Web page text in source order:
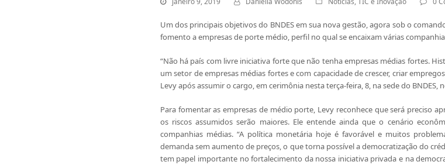
Um dos principais objetivos do BNDES em sua nova gestão, agora sob o
fomento a empresas de porte médio, perfil no qual se encaixam várias
“Não há país com livre iniciativa forte que não tenha empresas médias fortes.
um setor de empresas médias fortes e com capacidade de crescer, criar
Levy após assumir o cargo, em cerimônia nesta terça-feira, 8, na sede do BNDES,
Para fomentar as empresas de médio porte, Levy reconhece que será preciso
os riscos assumidos serão maiores. Ele entende ainda que o cenário
companhias médias. “A política monetária hoje é favorável e muitos
demanda sem aumento de preços, o que torna possível a democratização do
tem papel importante no fortalecimento da nossa iniciativa privada e na